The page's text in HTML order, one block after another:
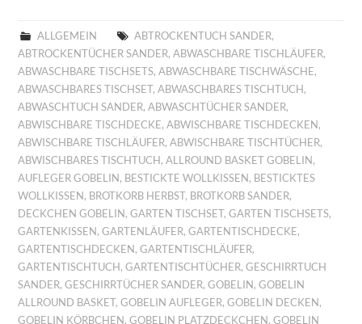
ALLGEMEIN ABTROCKENTUCH SANDER,
ABTROCKENTÜCHER SANDER,ABWASCHBARE TISCHLÄUFER,
ABWASCHBARE TISCHSETS,ABWASCHBARE TISCHWÄSCHE,
ABWASCHBARES TISCHSET,ABWASCHBARES TISCHTUCH,
ABWASCHTUCH SANDER,ABWASCHTÜCHER SANDER,
ABWISCHBARE TISCHDECKE,ABWISCHBARE TISCHDECKEN,
ABWISCHBARE TISCHLÄUFER,ABWISCHBARE TISCHTÜCHER,
ABWISCHBARES TISCHTUCH,ALLROUND BASKET GOBELIN,
AUFLEGER GOBELIN, BESTICKTE WOLLKISSEN, BESTICKTES
WOLLKISSEN, BROTKORB HERBST, BROTKORB SANDER,
DECKCHEN GOBELIN,GARTEN TISCHSET,GARTEN TISCHSETS,
GARTENKISSEN,GARTENLÄUFER,GARTENTISCHDECKE,
GARTENTISCHDECKEN,GARTENTISCHLÄUFER,
GARTENTISCHTUCH,GARTENTISCHTÜCHER,GESCHIRRTUCH
SANDER,GESCHIRRTÜCHER SANDER,GOBELIN,GOBELIN
ALLROUND BASKET,GOBELIN AUFLEGER,GOBELIN DECKEN,
GOBELIN KÖRBCHEN,GOBELIN PLATZDECKCHEN,GOBELIN